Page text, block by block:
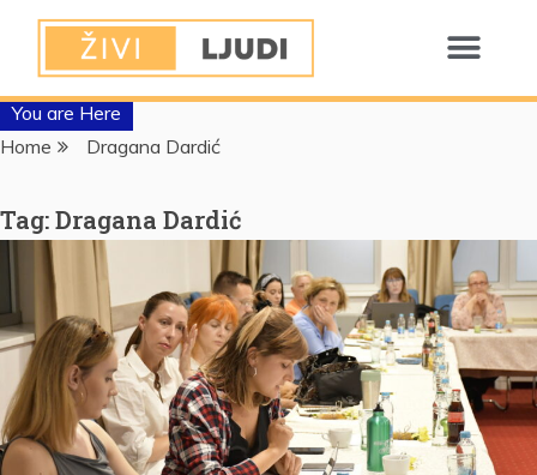
You are Here
Home
Dragana Dardić
Tag:Dragana Dardić